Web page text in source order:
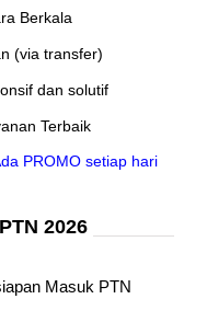
Berkala
(via transfer)
dan solutif
Terbaik
PROMO setiap hari
2026
Masuk PTN